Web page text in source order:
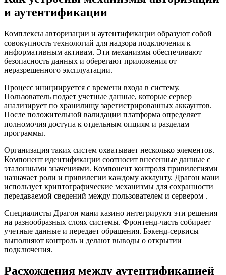
и аутентификации
Комплексы авторизации и аутентификации образуют собой
совокупность технологий для надзора подключения к
информативным активам. Эти механизмы обеспечивают
безопасность данных и оберегают приложения от
неразрешенного эксплуатации.
Процесс инициируется с времени входа в систему.
Пользователь подает учетные данные, которые сервер
анализирует по хранилищу зарегистрированных аккаунтов.
После положительной валидации платформа определяет
полномочия доступа к отдельным опциям и разделам
программы.
Организация таких систем охватывает несколько элементов.
Компонент идентификации соотносит внесенные данные с
эталонными значениями. Компонент контроля привилегиями
назначает роли и привилегии каждому аккаунту. Драгон мани
использует криптографические механизмы для сохранности
передаваемой сведений между пользователем и сервером .
Специалисты Драгон мани казино интегрируют эти решения
на разнообразных слоях системы. Фронтенд-часть собирает
учетные данные и передает обращения. Бэкенд-сервисы
выполняют контроль и делают выводы о открытии
подключения.
Расхождения между аутентификацией